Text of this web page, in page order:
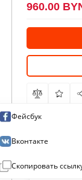
960.00
Фейсбук
Вконтакте
Скопировать
Тип: